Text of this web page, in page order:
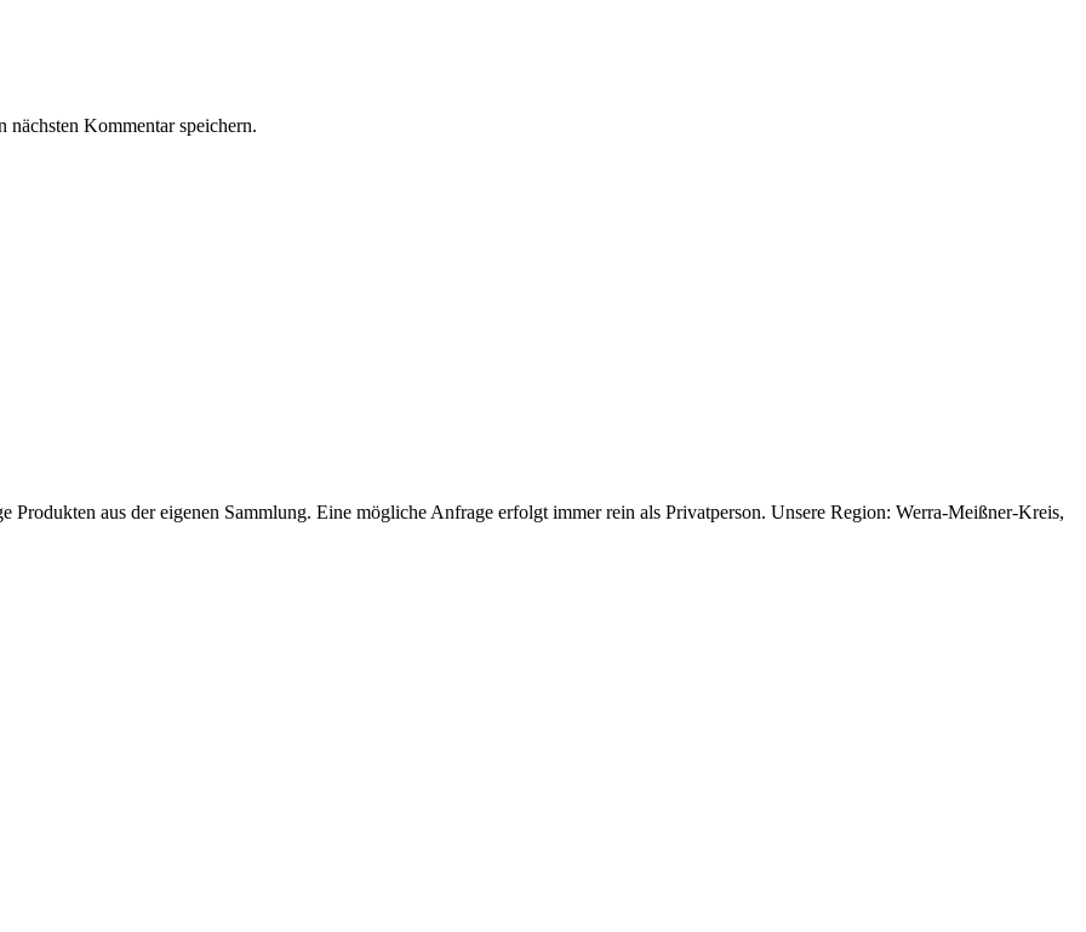
Kommentar speichern.
aus der eigenen Sammlung. Eine mögliche Anfrage erfolgt immer rein als Privatperson. Unsere Region: Werra-Meißner-Kreis,